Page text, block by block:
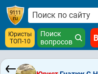
Юристы
ТОП-10
Поиск
вопросов